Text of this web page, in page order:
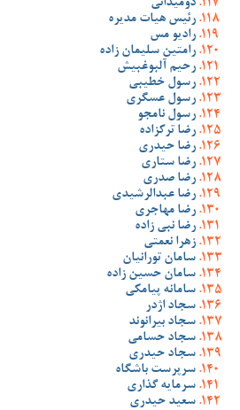
دومیدانی
رئیس هیات مدیره
رادیو مس
رامتین سلیمان زاده
رحیم آلبوغبیش
رسول خطیبی
رسول عسگری
رسول نامجو
رضا ترکزاده
رضا حیدری
رضا ستاری
رضا صدری
رضا عبدالرشیدی
رضا مهاجری
رضا نبی زاده
زهرا نعمتی
سامان تورانیان
سامان حسین زاده
سامانه پیامکی
سجاد اژدر
سجاد بیرانوند
سجاد حسامی
سجاد حیدری
سرپرست باشگاه
سرمایه گذاری
سعید حیدری